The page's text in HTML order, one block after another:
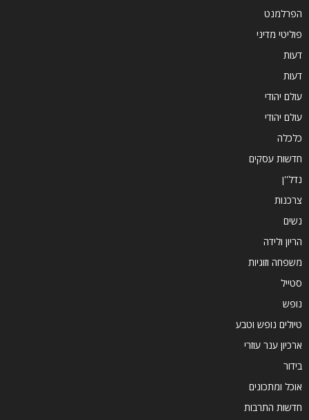
הפרלמנט
פוליטי מדיני
דעות
דעות
עולם יהודי
עולם יהודי
כלכלה
חדשות עסקים
נדל''ן
צרכנות
נשים
הריון ולידה
משפחה וזוגיות
סטייל
נופש
טיולים נופש וטבע
ארכיון ענר עוזרי
בידור
אוכל ומתכונים
חדשות התרבות